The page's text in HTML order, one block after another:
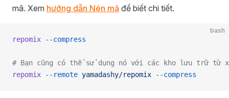
mã. Xem hướng dẫn Nén mã để biết chi tiết.
bash
repomix --compress
# Bạn cũng có thể sử dụng nó với các kho lưu trữ từ
repomix --remote yamadashy/repomix --compress